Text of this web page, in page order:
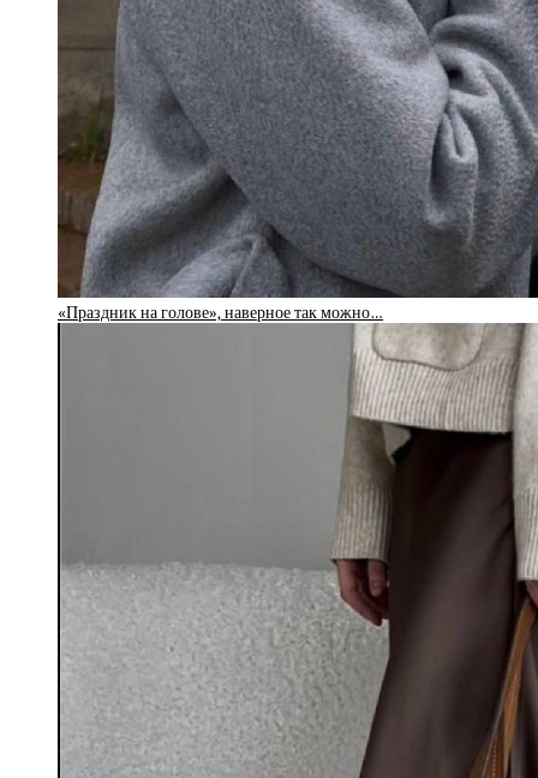
«Праздник на голове», наверное так можно…